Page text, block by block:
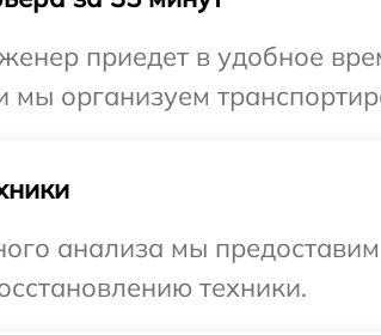
приедет в удобное
мы организуем
анализа мы
техники.